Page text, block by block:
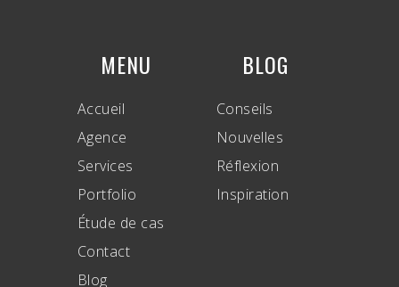
MENU
Accueil
Agence
Services
Portfolio
Étude de cas
Contact
Blog
BLOG
Conseils
Nouvelles
Réflexion
Inspiration